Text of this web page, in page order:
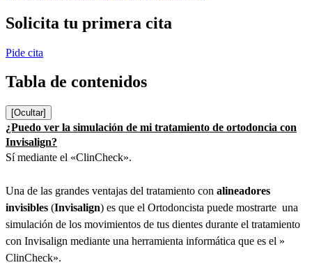
Solicita tu primera cita
Pide cita
Tabla de contenidos
[Ocultar]
¿Puedo ver la simulación de mi tratamiento de ortodoncia con
Invisalign?
Sí mediante el «ClinCheck».
Una de las grandes ventajas del tratamiento con alineadores
invisibles (Invisalign) es que el Ortodoncista puede mostrarte una
simulación de los movimientos de tus dientes durante el tratamiento
con Invisalign mediante una herramienta informática que es el »
ClinCheck».